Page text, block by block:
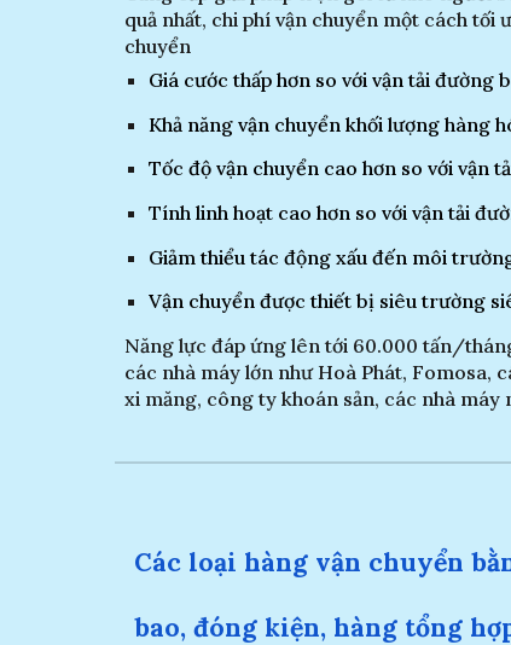
quả nhất, chi phí vận chuyển một cách tối
chuyển
Giá cước thấp hơn so với vận tải đường
Khả năng vận chuyển khối lượng hàng
Tốc độ vận chuyển cao hơn so với vận
Tính linh hoạt cao hơn so với vận tải
Giảm thiểu tác động xấu đến môi
Vận chuyển được thiết bị siêu trường
Năng lực đáp ứng lên tới 60.000 tấn/
các nhà máy lớn như Hoà Phát, Fomosa,
xi măng, công ty khoán sản, các nhà máy
Các loại hàng vận chuyển
bao, đóng kiện, hàng tổng